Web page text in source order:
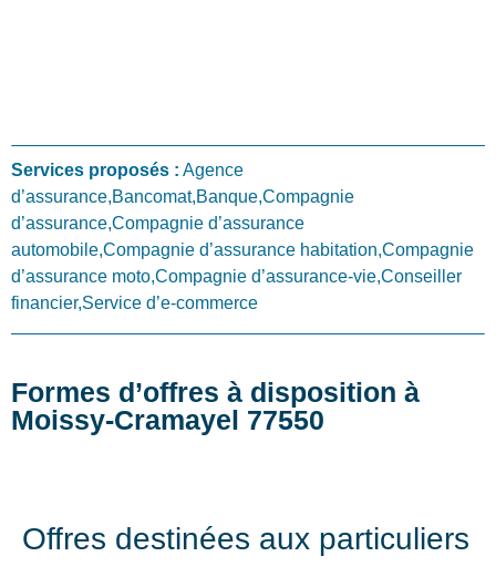
Services proposés : Agence
d’assurance,Bancomat,Banque,Compagnie
d’assurance,Compagnie d’assurance
automobile,Compagnie d’assurance habitation,Compagnie
d’assurance moto,Compagnie d’assurance-vie,Conseiller
financier,Service d’e-commerce
Formes d’offres à disposition à
Moissy-Cramayel 77550
Offres destinées aux particuliers